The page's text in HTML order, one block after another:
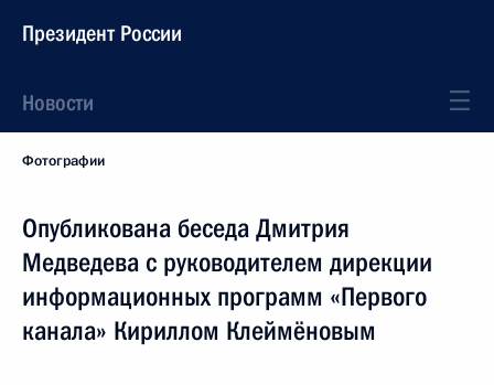
Президент России
Новости
Фотографии
Опубликована беседа Дмитрия
Медведева с руководителем дирекции
информационных программ «Первого
канала» Кириллом Клеймёновым